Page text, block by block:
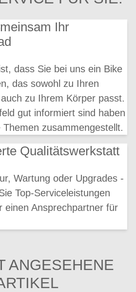
Ihr
dass Sie bei uns ein Bike
das sowohl zu Ihren
zu Ihrem Körper passt.
gut informiert sind haben
zusammengestellt.
Qualitätswerkstatt
Wartung oder Upgrades -
Top-Serviceleistungen
einen Ansprechpartner für
ANGESEHENE